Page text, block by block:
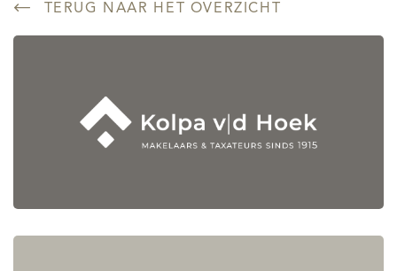
TERUG NAAR HET OVERZICHT